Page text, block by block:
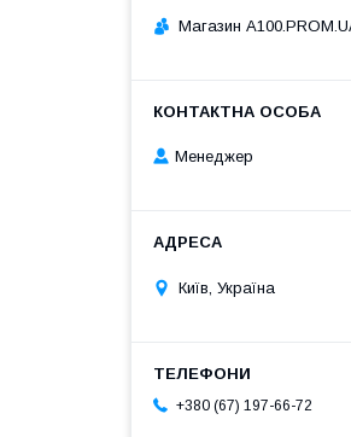
Магазин
Менеджер
Київ, Україна
+380 (67) 197-66-72